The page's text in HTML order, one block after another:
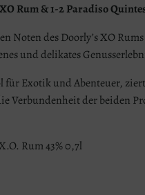
Rum & 1-2 Paradiso
Noten des Doorly’s XO
und delikates
für Exotik und Abenteuer,
Verbundenheit der beiden
Rum 43% 0,7l